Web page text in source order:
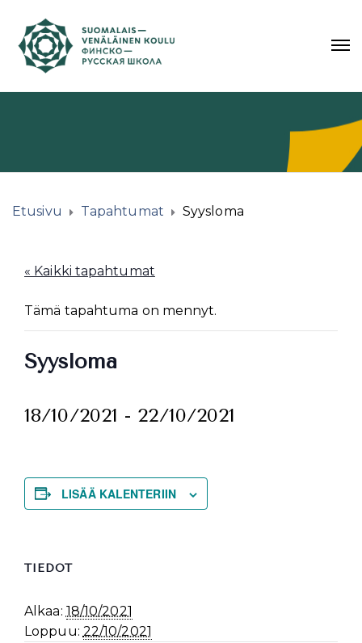
Etusivu Tapahtumat Syysloma
« Kaikki tapahtumat
Tämä tapahtuma on mennyt.
Syysloma
18/10/2021 - 22/10/2021
LISÄÄ KALENTERIIN
TIEDOT
Alkaa: 18/10/2021
Loppuu: 22/10/2021